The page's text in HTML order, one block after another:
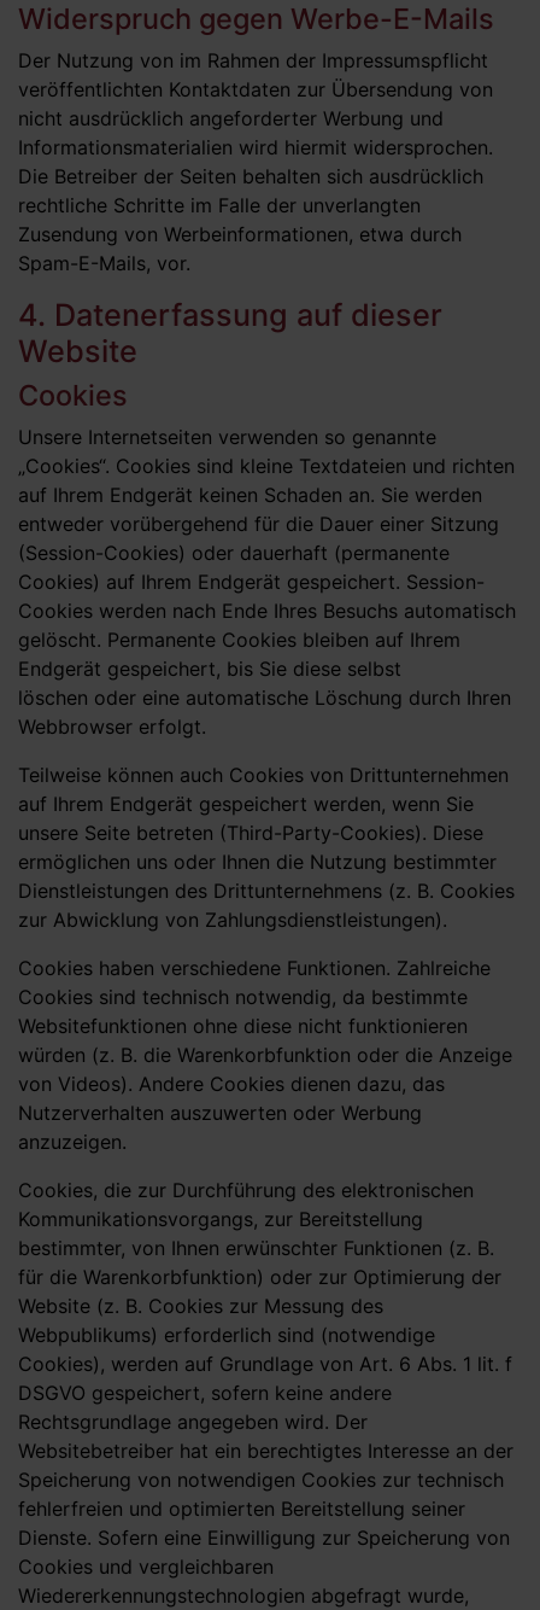
Widerspruch gegen Werbe-E-Mails
Der Nutzung von im Rahmen der Impressumspflicht
veröffentlichten Kontaktdaten zur Übersendung von
nicht ausdrücklich angeforderter Werbung und
Informationsmaterialien wird hiermit widersprochen.
Die Betreiber der Seiten behalten sich ausdrücklich
rechtliche Schritte im Falle der unverlangten
Zusendung von Werbeinformationen, etwa durch
Spam-E-Mails, vor.
4. Datenerfassung auf dieser
Website
Cookies
Unsere Internetseiten verwenden so genannte
„Cookies“. Cookies sind kleine Textdateien und richten
auf Ihrem Endgerät keinen Schaden an. Sie werden
entweder vorübergehend für die Dauer einer Sitzung
(Session-Cookies) oder dauerhaft (permanente
Cookies) auf Ihrem Endgerät gespeichert. Session-
Cookies werden nach Ende Ihres Besuchs automatisch
gelöscht. Permanente Cookies bleiben auf Ihrem
Endgerät gespeichert, bis Sie diese selbst
löschen oder eine automatische Löschung durch Ihren
Webbrowser erfolgt.
Teilweise können auch Cookies von Drittunternehmen
auf Ihrem Endgerät gespeichert werden, wenn Sie
unsere Seite betreten (Third-Party-Cookies). Diese
ermöglichen uns oder Ihnen die Nutzung bestimmter
Dienstleistungen des Drittunternehmens (z. B. Cookies
zur Abwicklung von Zahlungsdienstleistungen).
Cookies haben verschiedene Funktionen. Zahlreiche
Cookies sind technisch notwendig, da bestimmte
Websitefunktionen ohne diese nicht funktionieren
würden (z. B. die Warenkorbfunktion oder die Anzeige
von Videos). Andere Cookies dienen dazu, das
Nutzerverhalten auszuwerten oder Werbung
anzuzeigen.
Cookies, die zur Durchführung des elektronischen
Kommunikationsvorgangs, zur Bereitstellung
bestimmter, von Ihnen erwünschter Funktionen (z. B.
für die Warenkorbfunktion) oder zur Optimierung der
Website (z. B. Cookies zur Messung des
Webpublikums) erforderlich sind (notwendige
Cookies), werden auf Grundlage von Art. 6 Abs. 1 lit. f
DSGVO gespeichert, sofern keine andere
Rechtsgrundlage angegeben wird. Der
Websitebetreiber hat ein berechtigtes Interesse an der
Speicherung von notwendigen Cookies zur technisch
fehlerfreien und optimierten Bereitstellung seiner
Dienste. Sofern eine Einwilligung zur Speicherung von
Cookies und vergleichbaren
Wiedererkennungstechnologien abgefragt wurde,